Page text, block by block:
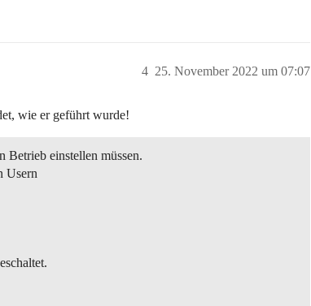
25. November 2022 um 07:07
4
wie er geführt wurde!
Betrieb einstellen müssen.
Usern